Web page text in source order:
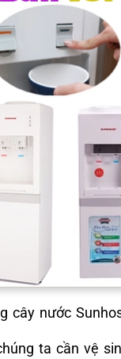
cây nước
ta cần vệ